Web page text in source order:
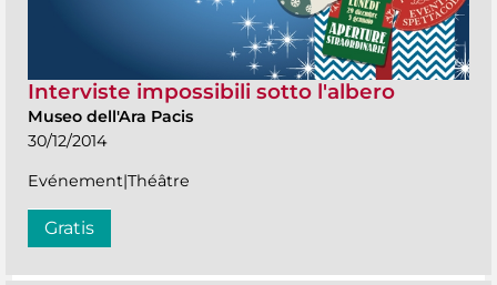
Interviste impossibili sotto l'albero
Museo dell'Ara Pacis
30/12/2014
Evénement|Théâtre
Gratis